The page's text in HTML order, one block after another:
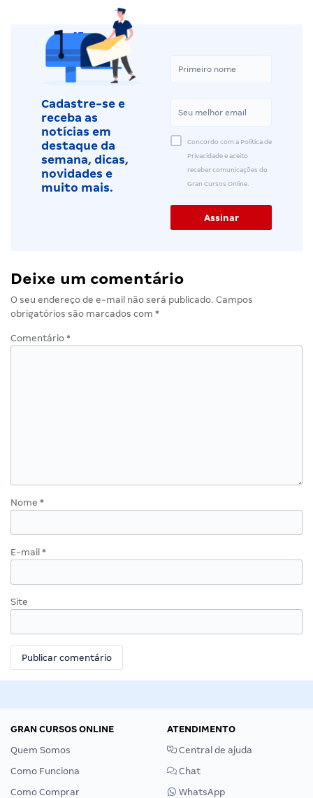
Cadastre-se e
receba as
notícias em
destaque da
semana, dicas,
novidades e
muito mais.
Concordo com a Política de
Privacidade e aceito
receber comunicações do
Gran Cursos Online.
Deixe um comentário
O seu endereço de e-mail não será publicado. Campos
obrigatórios são marcados com *
Comentário *
Nome *
E-mail *
Site
GRAN CURSOS ONLINE
Quem Somos
Como Funciona
Como Comprar
ATENDIMENTO
Central de ajuda
Chat
WhatsApp